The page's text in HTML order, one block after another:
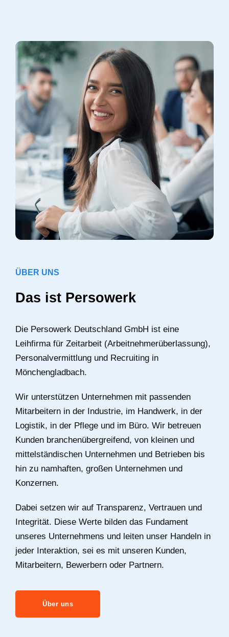
ÜBER UNS
Das ist Persowerk
Die Persowerk Deutschland GmbH ist eine
Leihfirma für Zeitarbeit (Arbeitnehmerüberlassung),
Personalvermittlung und Recruiting in
Mönchengladbach.
Wir unterstützen Unternehmen mit passenden
Mitarbeitern in der Industrie, im Handwerk, in der
Logistik, in der Pflege und im Büro. Wir betreuen
Kunden branchenübergreifend, von kleinen und
mittelständischen Unternehmen und Betrieben bis
hin zu namhaften, großen Unternehmen und
Konzernen.
Dabei setzen wir auf Transparenz, Vertrauen und
Integrität. Diese Werte bilden das Fundament
unseres Unternehmens und leiten unser Handeln in
jeder Interaktion, sei es mit unseren Kunden,
Mitarbeitern, Bewerbern oder Partnern.
Über uns